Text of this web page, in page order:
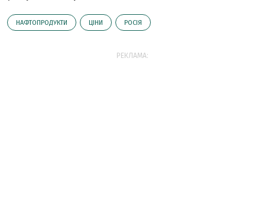
НАФТОПРОДУКТИ ЦІНИ РОСІЯ
РЕКЛАМА: